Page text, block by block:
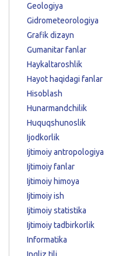
Geologiya
Gidrometeorologiya
Grafik dizayn
Gumanitar fanlar
Haykaltaroshlik
Hayot haqidagi fanlar
Hisoblash
Hunarmandchilik
Huquqshunoslik
Ijodkorlik
Ijtimoiy antropologiya
Ijtimoiy fanlar
Ijtimoiy himoya
Ijtimoiy ish
Ijtimoiy statistika
Ijtimoiy tadbirkorlik
Informatika
Ingliz tili